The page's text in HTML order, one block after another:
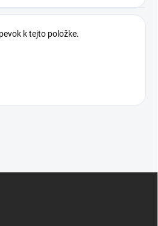
k tejto položke.